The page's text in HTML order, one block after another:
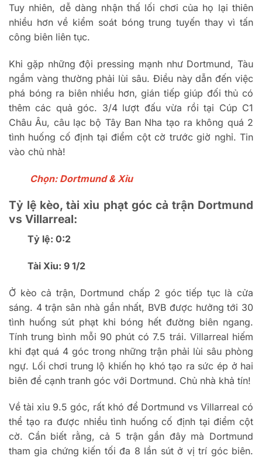
Tuy nhiên, dễ dàng nhận thấ lối chơi của họ lại thiên
nhiều hơn về kiểm soát bóng trung tuyến thay vì tấn
công biên liên tục.
Khi gặp nhữngđội pressing mạnh như Dortmund, Tàu
ngầm vàng thường phải lùi sâu. Điều này dẫnđến việc
phá bóng ra biên nhiều hơn, gián tiếp giúp đối thủ có
thêm các quả góc. 3/4 lượt đấu vừa rồi tại Cúp C1
Châu Âu, câu lạc bộ Tây Ban Nha tạo ra không quá 2
tình huống cốđịnh tạiđiểm cột cờ trước giờ nghỉ. Tin
vào chủ nhà!
Chọn: Dortmund & Xỉu
Tỷ lệ kèo, tài xỉu phạt góc cả trận Dortmund
vs Villarreal:
Tỷ lệ: 0:2
Tài Xỉu: 9 1/2
Ở kèo cả trận, Dortmund chấp 2 góc tiếp tục là cửa
sáng. 4 trận sân nhà gần nhất, BVB được hưởng tới 30
tình huống sút phạt khi bóng hết đường biên ngang.
Tính trung bình mỗi 90 phút có 7.5 trái. Villarreal hiếm
khi đạt quá 4 góc trong những trận phải lùi sâu phòng
ngự. Lối chơi trung lộ khiến họ khó tạo ra sức ép ở hai
biên để cạnh tranh góc với Dortmund. Chủ nhà khả tín!
Về tài xỉu 9.5 góc, rất khó để Dortmund vs Villarreal có
thể tạo ra được nhiều tình huống cốđịnh tạiđiểm cột
cờ. Cần biết rằng, cả 5 trận gần đây mà Dortmund
tham gia chứng kiến tốiđa 8 lần sútở vị trí góc biên.